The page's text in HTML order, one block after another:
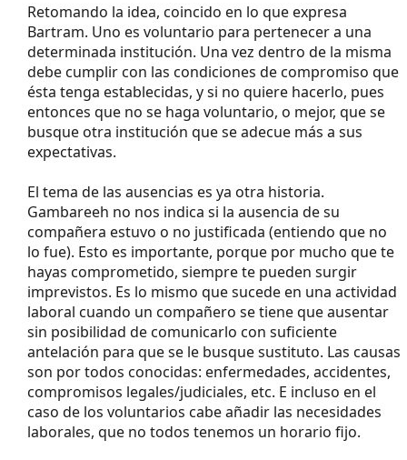
Retomando la idea, coincido en lo que expresa
Bartram. Uno es voluntario para pertenecer a una
determinada institución. Una vez dentro de la misma
debe cumplir con las condiciones de compromiso que
ésta tenga establecidas, y si no quiere hacerlo, pues
entonces que no se haga voluntario, o mejor, que se
busque otra institución que se adecue más a sus
expectativas.
El tema de las ausencias es ya otra historia.
Gambareeh no nos indica si la ausencia de su
compañera estuvo o no justificada (entiendo que no
lo fue). Esto es importante, porque por mucho que te
hayas comprometido, siempre te pueden surgir
imprevistos. Es lo mismo que sucede en una actividad
laboral cuando un compañero se tiene que ausentar
sin posibilidad de comunicarlo con suficiente
antelación para que se le busque sustituto. Las causas
son por todos conocidas: enfermedades, accidentes,
compromisos legales/judiciales, etc. E incluso en el
caso de los voluntarios cabe añadir las necesidades
laborales, que no todos tenemos un horario fijo.